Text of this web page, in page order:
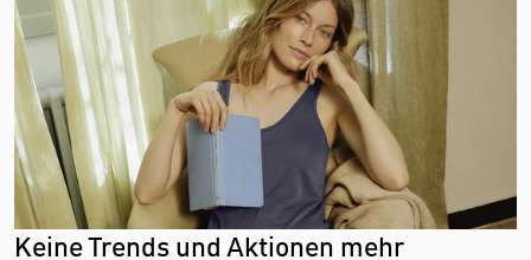
Keine Trends und Aktionen mehr